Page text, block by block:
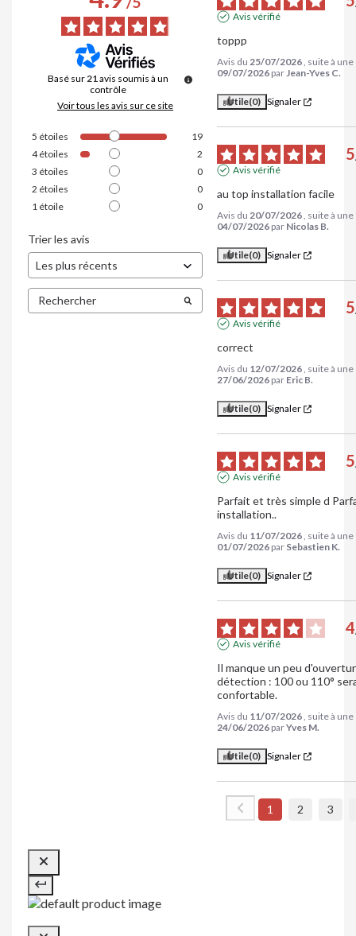
Basé sur 21 avis soumis à un
contrôle
Voir tous les avis sur ce site
5 étoiles
19
4étoiles
2
3 étoiles
0
2 étoiles
0
1 étoile 0
Trier les avis
Avis vérifié
toppp
Avis du25/07/2026, suite à
09/07/2026 parJean-Yves C.
Utile(0) Signaler
5
Avis vérifié
au top installation facile
Avis du20/07/2026, suite à
04/07/2026 par Nicolas B.
Utile(0) Signaler
5
Avis vérifié
correct
Avis du 12/07/2026, suite à
27/06/2026 par Eric B.
Utile(0) Signaler
5
Avis vérifié
Parfait et très simple d
installation..
Avis du 11/07/2026, suite à
01/07/2026 par Sebastien K.
Utile(0) Signaler
4
Avis vérifié
Il manque un peu
détection : 100 ou 110°
confortable.
Avis du 11/07/2026, suite à
24/06/2026 parYves M.
Utile(0) Signaler
1 2 3